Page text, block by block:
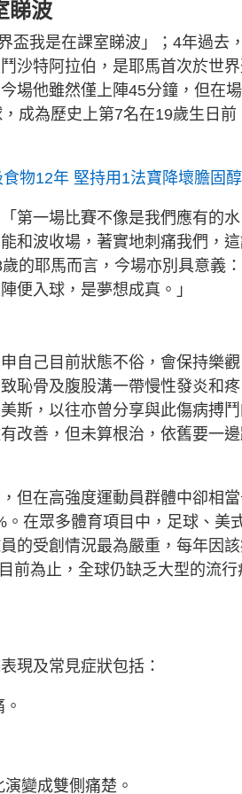
睇波
盃我是在課室睇波」；4年過去
沙特阿拉伯，是耶馬首次於世
場他雖然僅上陣45分鐘，但在
成為歷史上第7名在19歲生日前
物12年 堅持用1法寶降壞膽固醇
第一場比賽不像是我們應有的水
和波收場，著實地刺痛我們，
的耶馬而言，今場亦別具意義：
便入球，是夢想成真。」
自己目前狀態不俗，會保持樂觀
恥骨及腹股溝一帶慢性發炎和疼
斯，以往亦曾分享與此傷病搏
改善，但未算根治，依舊要一
但在高強度運動員群體中卻相
在眾多體育項目中，足球、美
的受創情況最為嚴重，每年因
前為止，全球仍缺乏大型的流行
現及常見症狀包括：
變成雙側痛楚。